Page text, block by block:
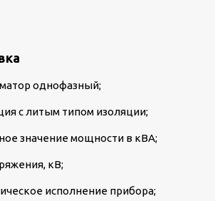
однофазный;
с литым типом изоляции;
значение мощности в кВА;
кВ;
исполнение прибора;